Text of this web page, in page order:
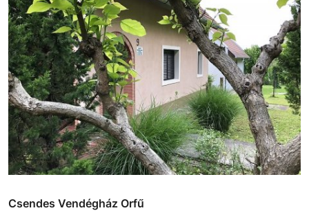
Csendes Vendégház Orfű